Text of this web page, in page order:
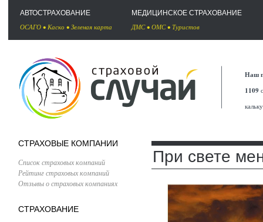
АВТОСТРАХОВАНИЕ
ОСАГО • Каско • Зеленая карта
МЕДИЦИНСКОЕ СТРАХОВАНИЕ
ДМС• ОМС• Туристов
Наш
1109
СТРАХОВЫЕ КОМПАНИИ
Список страховых компаний
Рейтинг страховых компаний
Отзывы о страховых компаниях
СТРАХОВАНИЕ
При свете